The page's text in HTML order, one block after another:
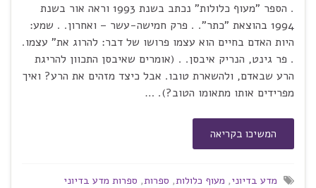
. הספר "מעוף כלולות" נכתב בשנת 1993 וראה אור בשנת
1994 בהוצאת "כתר". . פרק חמישה-עשר – ואחרון. . שמע:
היות האדם בחיים הוא עצמו פרושו של דבר: להרוג את" עצמו.
. פר גינט, הנריק איבסן. . (אומרים שאיבסן התכוון להריגת
הרע שבאדם, ולהשארת טובו. אבל כיצד מזהים את הרע? ואיך
מפרידים אותו מתאומו הטוב?). …
המשיכו בקריאה
מדע בדיוני, מעוף כלולות, ספרות, ספרות מדע בדיוני